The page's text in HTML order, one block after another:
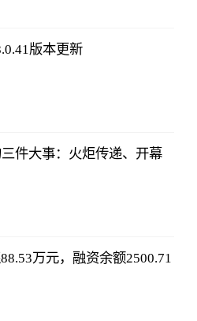
版本更新
件大事：火炬传递、开幕
万元，融资余额2500.71